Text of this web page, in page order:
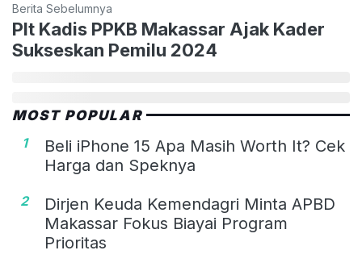
Berita Sebelumnya
Plt Kadis PPKB Makassar Ajak Kader
Sukseskan Pemilu 2024
MOST POPULAR
1
Beli iPhone 15 Apa Masih Worth It? Cek
Harga dan Speknya
2
Dirjen Keuda Kemendagri Minta APBD
Makassar Fokus Biayai Program
Prioritas